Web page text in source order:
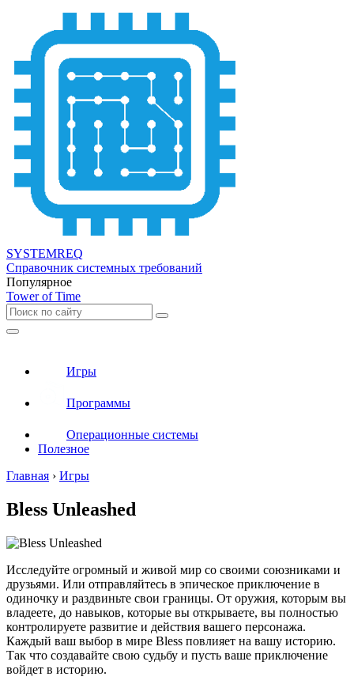
SYSTEMREQ
Справочник системных требований
Популярное
Tower of Time
Игры
Программы
Операционные системы
Полезное
Главная › Игры
Bless Unleashed
Исследуйте огромный и живой мир со своими союзниками и
друзьями. Или отправляйтесь в эпическое приключение в
одиночку и раздвиньте свои границы. От оружия, которым вы
владеете, до навыков, которые вы открываете, вы полностью
контролируете развитие и действия вашего персонажа.
Каждый ваш выбор в мире Bless повлияет на вашу историю.
Так что создавайте свою судьбу и пусть ваше приключение
войдет в историю.